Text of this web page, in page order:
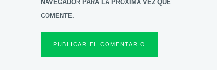
NAVEGADOR PARA LA PRÓXIMA VEZ QUE
COMENTE.